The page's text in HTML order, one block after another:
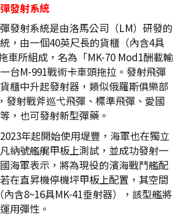
發射系統
發射系統是由洛馬公司（LM）研發的
，由一個40英尺長的貨櫃（內含4具
車所組成，名為「MK-70 Mod1酬載輸
台M-991戰術卡車頭拖拉。發射飛彈
櫃中升起發射器，類似俄羅斯俱樂部
發射戰斧巡弋飛彈、標準飛彈、愛國
，也可發射新型彈藥。
年起開始使用堤豐，海軍也在獨立
納號艦艉甲板上測試，並成功發射一
海軍表示，將為現役的濱海戰鬥艦配
在直昇機停機坪甲板上配置，其空間
含8~16具MK-41垂射器），該型艦將
用彈性。